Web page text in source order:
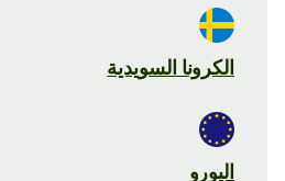
الكرونا السويدية
اليورو